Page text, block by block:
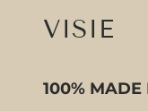
VISIE
100% MADE